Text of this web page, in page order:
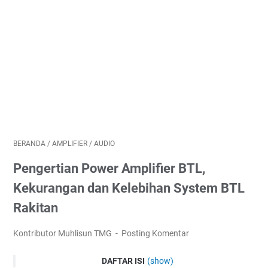
BERANDA / AMPLIFIER / AUDIO
Pengertian Power Amplifier BTL,
Kekurangan dan Kelebihan System BTL
Rakitan
Kontributor Muhlisun TMG Posting Komentar
DAFTAR ISI (show)